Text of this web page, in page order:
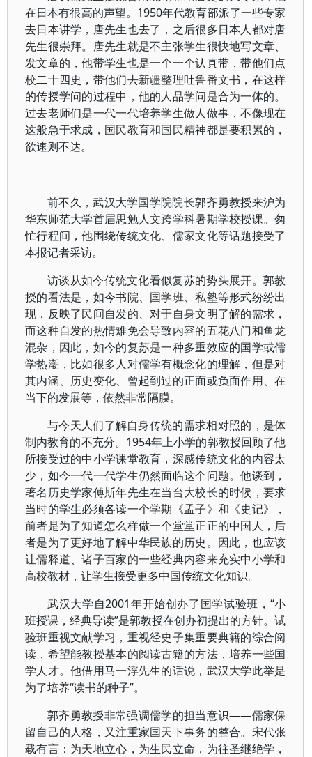
在日本有很高的声望。1950年代教育部派了一些专家
去日本讲学，唐先生也去了，之后很多日本人都对唐
先生很崇拜。唐先生就是不主张学生很快地写文章、
发文章的，他带学生也是一个一个认真带，带他们点
校二十四史，带他们去新疆整理吐鲁番文书，在这样
的传授学问的过程中，他的人品学问是合为一体的。
过去老师们是一代一代培养学生做人做事，不像现在
这般急于求成，国民教育和国民精神都是要积累的，
欲速则不达。
前不久，武汉大学国学院院长郭齐勇教授来沪为
华东师范大学首届思勉人文跨学科暑期学校授课。匆
忙行程间，他围绕传统文化、儒家文化等话题接受了
本报记者采访。
访谈从如今传统文化看似复苏的势头展开。郭教
授的看法是，如今书院、国学班、私塾等形式纷纷出
现，反映了民间自发的、对于自身文明了解的需求，
而这种自发的热情难免会导致内容的五花八门和鱼龙
混杂，因此，如今的复苏是一种多重效应的国学或儒
学热潮，比如很多人对儒学有概念化的理解，但是对
其内涵、历史变化、曾起到过的正面或负面作用、在
当下的发展等，依然非常隔膜。
与今天人们了解自身传统的需求相对照的，是体
制内教育的不充分。1954年上小学的郭教授回顾了他
所接受过的中小学课堂教育，深感传统文化的内容太
少，如今一代一代学生仍然面临这个问题。他谈到，
著名历史学家傅斯年先生在当台大校长的时候，要求
当时的学生必须各读一个学期《孟子》和《史记》，
前者是为了知道怎么样做一个堂堂正正的中国人，后
者是为了更好地了解中华民族的历史。因此，也应该
让儒释道、诸子百家的一些经典内容来充实中小学和
高校教材，让学生接受更多中国传统文化知识。
武汉大学自2001年开始创办了国学试验班，“小
班授课，经典导读”是郭教授在创办初提出的方针。试
验班重视文献学习，重视经史子集重要典籍的综合阅
读，希望能教授基本的阅读古籍的方法，培养一些国
学人才。他借用马一浮先生的话说，武汉大学此举是
为了培养“读书的种子”。
郭齐勇教授非常强调儒学的担当意识——儒家保
留自己的人格，又注重家国天下事务的整合。宋代张
载有言：为天地立心，为生民立命，为往圣继绝学，